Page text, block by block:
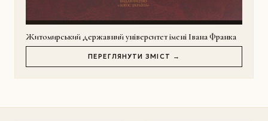
Житомирський державний університет імені Івана Франка
ПЕРЕГЛЯНУТИ ЗМІСТ →